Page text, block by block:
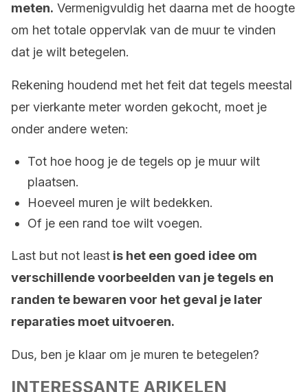
meten. Vermenigvuldig het daarna met de hoogte
om het totale oppervlak van de muur te vinden
dat je wilt betegelen.
Rekening houdend met het feit dat tegels meestal
per vierkante meter worden gekocht, moet je
onder andere weten:
Tot hoe hoog je de tegels op je muur wilt
plaatsen.
Hoeveel muren je wilt bedekken.
Of je een rand toe wilt voegen.
Last but not least is het een goed idee om
verschillende voorbeelden van je tegels en
randen te bewaren voor het geval je later
reparaties moet uitvoeren.
Dus, ben je klaar om je muren te betegelen?
INTERESSANTE ARIKELEN